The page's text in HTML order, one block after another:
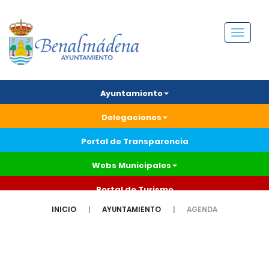
Menú
Ayuntamiento
Delegaciones
Portal de Transparencia
Webs Municipales
Portal de Turismo
INICIO AYUNTAMIENTO AGENDA